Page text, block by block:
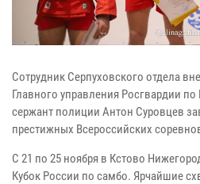
Сотрудник Серпуховского отдела
Главного управления Росгвардии
сержант полиции Антон Суровцев
престижных Всероссийских
С 21 по 25 ноября в Кстово
Кубок России по самбо. Ярчайшие